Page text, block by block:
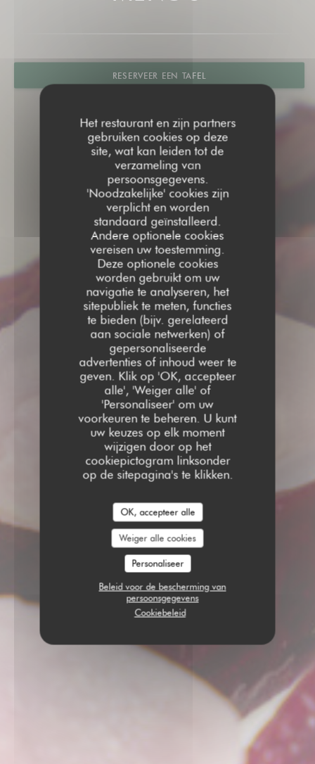
Het restaurant en zijn partners
gebruiken cookies op deze
site, wat kan leiden tot de
verzameling van
persoonsgegevens.
'Noodzakelijke' cookies zijn
verplicht en worden
standaard geïnstalleerd.
Andere optionele cookies
vereisen uw toestemming.
Deze optionele cookies
worden gebruikt om uw
navigatie te analyseren, het
sitepubliek te meten, functies
te bieden (bijv. gerelateerd
aan sociale netwerken) of
gepersonaliseerde
advertenties of inhoud weer te
geven. Klik op 'OK, accepteer
alle', 'Weiger alle' of
'Personaliseer' om uw
voorkeuren te beheren. U kunt
uw keuzes op elk moment
wijzigen door op het
cookiepictogram linksonder
op de sitepagina's te klikken.
OK, accepteer alle
Weiger alle cookies
Personaliseer
Beleid voor de bescherming van
persoonsgegevens
Cookiebeleid
RESERVEER EEN TAFEL